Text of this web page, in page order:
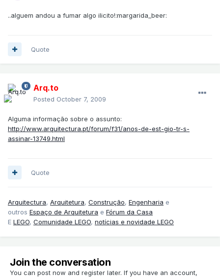
..alguem andou a fumar algo ilicito!:margarida_beer:
Quote
Arq.to
Posted October 7, 2009
Alguma informação sobre o assunto:
http://www.arquitectura.pt/forum/f31/anos-de-est-gio-tr-s-
assinar-13749.html
Quote
Arquitectura, Arquitetura, Construção, Engenharia e
outros Espaço de Arquitetura e Fórum da Casa
E LEGO, Comunidade LEGO, notícias e novidade LEGO
Join the conversation
You can post now and register later. If you have an account,